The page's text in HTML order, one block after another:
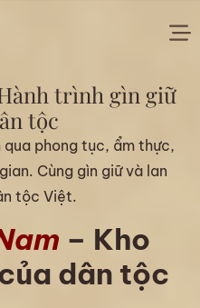
trình gìn giữ
tộc
qua phong tục, ẩm thực,
Cùng gìn giữ và lan
tộc Việt.
– Kho
dân tộc